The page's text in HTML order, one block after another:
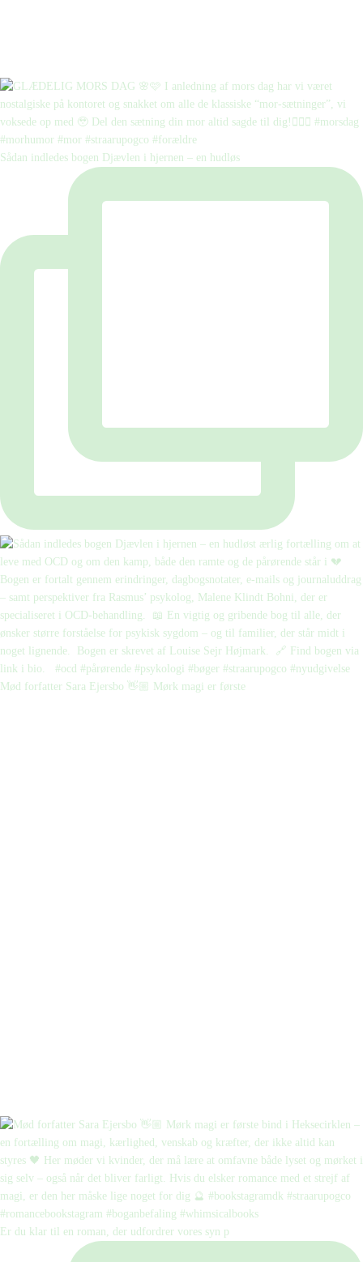
Sådan indledes bogen Djævlen i hjernen – en hudløs
Mød forfatter Sara Ejersbo 👋🏼 Mørk magi er første
Er du klar til en roman, der udfordrer vores syn p